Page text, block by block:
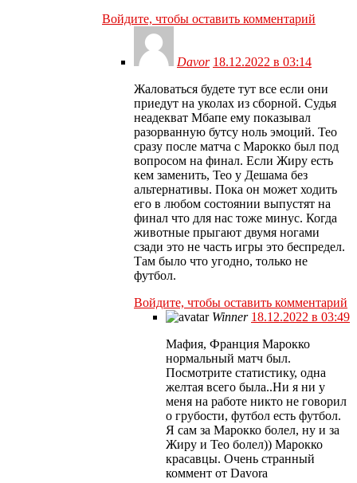
Войдите, чтобы оставить комментарий
Davor 18.12.2022 в 03:14
Жаловаться будете тут все если они
приедут на уколах из сборной. Судья
неадекват Мбапе ему показывал
разорванную бутсу ноль эмоций. Тео
сразу после матча с Марокко был под
вопросом на финал. Если Жиру есть
кем заменить, Тео у Дешама без
альтернативы. Пока он может ходить
его в любом состоянии выпустят на
финал что для нас тоже минус. Когда
животные прыгают двумя ногами
сзади это не часть игры это беспредел.
Там было что угодно, только не
футбол.
Войдите, чтобы оставить комментарий
Winner 18.12.2022 в 03:49
Мафия, Франция Марокко
нормальный матч был.
Посмотрите статистику, одна
желтая всего была..Ни я ни у
меня на работе никто не говорил
о грубости, футбол есть футбол.
Я сам за Марокко болел, ну и за
Жиру и Тео болел)) Марокко
красавцы. Очень странный
коммент от Davora